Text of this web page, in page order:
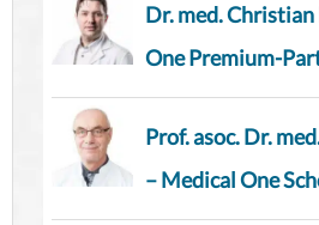
Dr. med.
One Premium-
Prof. asoc. Dr.
– Medical One